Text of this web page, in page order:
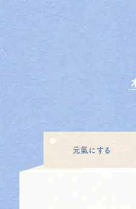
元氣にする